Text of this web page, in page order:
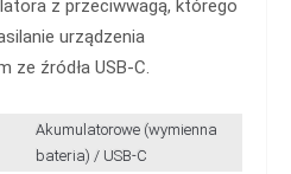
z przeciwwagą, którego
urządzenia
ze źródła USB-C.
Akumulatorowe (wymienna
bateria) / USB-C